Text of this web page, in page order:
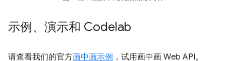
示例、演示和 Codelab
请查看我们的官方画中画示例 ，试用画中画 Web API。